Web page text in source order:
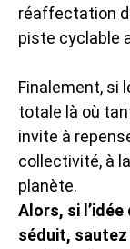
réaffectation
piste cyclable
Finalement, si
totale là où
invite à
collectivité, à
planète.
Alors, si
séduit,